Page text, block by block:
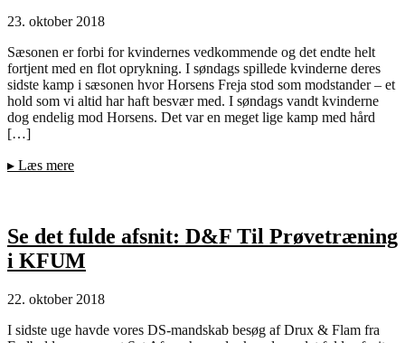
23. oktober 2018
Sæsonen er forbi for kvindernes vedkommende og det endte helt
fortjent med en flot oprykning. I søndags spillede kvinderne deres
sidste kamp i sæsonen hvor Horsens Freja stod som modstander – et
hold som vi altid har haft besvær med. I søndags vandt kvinderne
dog endelig mod Horsens. Det var en meget lige kamp med hård
[…]
▸ Læs mere
Se det fulde afsnit: D&F Til Prøvetræning
i KFUM
22. oktober 2018
I sidste uge havde vores DS-mandskab besøg af Drux & Flam fra